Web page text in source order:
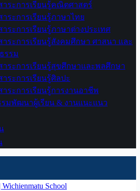
าระการเรียนรู้คณิตศาสตร์
ระการเรียนรู้ภาษาไทย
ระการเรียนรู้ภาษาต่างประเทศ
าระการเรียนรู้สังคมศึกษา ศาสนา และ
รรม
าระการเรียนรู้สุขศึกษาและพลศึกษา
ระการเรียนรู้ศิลปะ
าระการเรียนรู้การงานอาชีพ
รมพัฒนาผู้เรียน & งานแนะแนว